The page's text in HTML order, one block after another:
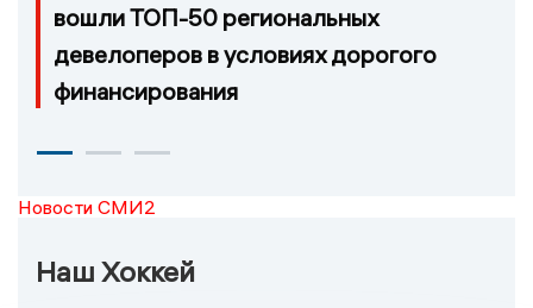
вошли ТОП-50 региональных
девелоперов в условиях дорогого
финансирования
Новости СМИ2
Наш Хоккей